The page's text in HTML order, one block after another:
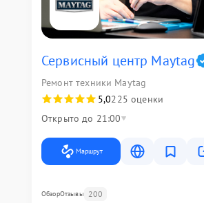
Сервисный центр Maytag
Ремонт техники Maytag
5,0225 оценки
Открыто до 21:00
Маршрут
ОбзорОтзывы 200